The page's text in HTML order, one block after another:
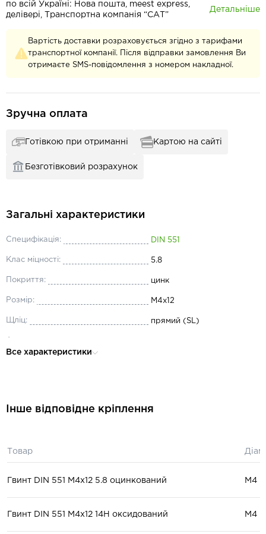
по всій Україні: Нова пошта, meest express,
делівері, Транспортна компанія “САТ”
Детальніше
Вартість доставки розраховується згідно з тарифами
транспортної компанії. Після відправки замовлення Ви
отримаєте SMS-повідомлення з номером накладної.
Зручна оплата
Готівкою при отриманні Картою на сайті
Безготівковий розрахунок
Загальні характеристики
Специфікація: DIN 551
Клас міцності: 5.8
Покриття: цинк
Розмір: М4x12
Щліц: прямий (SL)
Все характеристики
Інше відповідне кріплення
Товар
Гвинт DIN 551 М4x12 5.8 оцинкований М4
Гвинт DIN 551 М4x12 14H оксидований М4